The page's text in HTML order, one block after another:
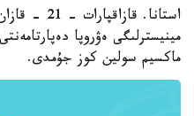
استانا.
مينيسترلىگى ەۋروپا
ماكسيم سولين كوز جۇمدى.